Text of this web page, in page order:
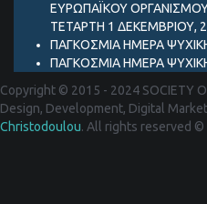
ΕΥΡΩΠΑΪΚΟΥ
ΤΕΤΑΡΤΗ 1 ΔΕΚΕΜΒΡΙΟΥ,
ΠΑΓΚΟΣΜΙΑ ΗΜΕΡΑ
ΠΑΓΚΟΣΜΙΑ ΗΜΕΡΑ
Copyright © 2015 - 2024 SOCIETY
Design, Development, Digital
Christodoulou. All rights reserved ©